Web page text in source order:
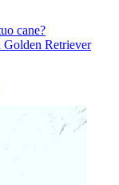
cane?
Golden Retriever